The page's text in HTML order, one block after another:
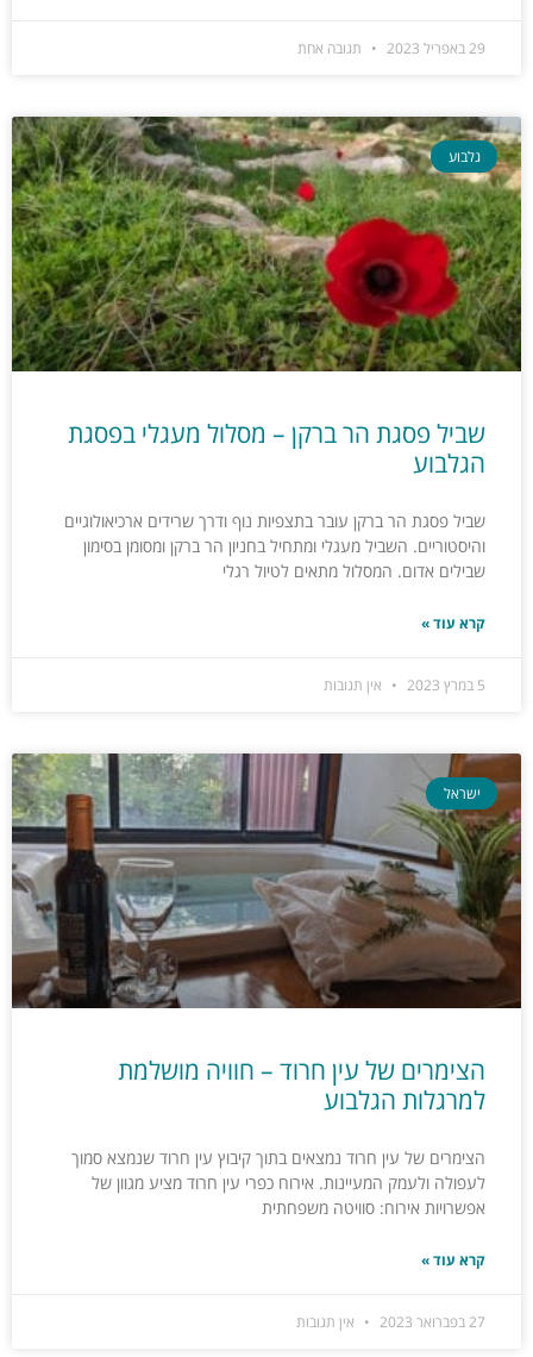
29 באפריל 2023 תגובה אחת
גלבוע
שביל פסגת הר ברקן – מסלול מעגלי בפסגת
הגלבוע
שביל פסגת הר ברקן עובר בתצפיות נוף ודרך שרידים ארכיאולוגיים
והיסטוריים. השביל מעגלי ומתחיל בחניון הר ברקן ומסומן בסימון
שבילים אדום. המסלול מתאים לטיול רגלי
קרא עוד »
5 במרץ 2023 אין תגובות
ישראל
הצימרים של עין חרוד – חוויה מושלמת
למרגלות הגלבוע
הצימרים של עין חרוד נמצאים בתוך קיבוץ עין חרוד שנמצא סמוך
לעפולה ולעמק המעיינות. אירוח כפרי עין חרוד מציע מגוון של
אפשרויות אירוח: סוויטה משפחתית
קרא עוד »
27 בפברואר 2023 אין תגובות